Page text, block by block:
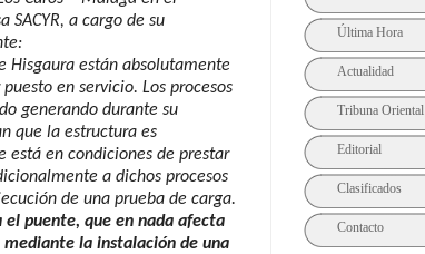
SACYR, a cargo de su
Hisgaura están absolutamente
en servicio. Los procesos
generando durante su
que la estructura es
está en condiciones de prestar
a dichos procesos
de una prueba de carga.
puente, que en nada afecta
la instalación de una
Última Hora
Actualidad
Tribuna Oriental
Editorial
Clasificados
Contacto